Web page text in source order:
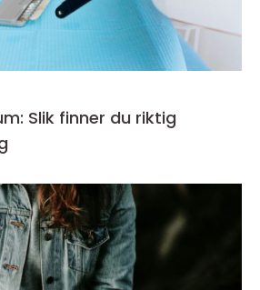
Slik finner du riktig